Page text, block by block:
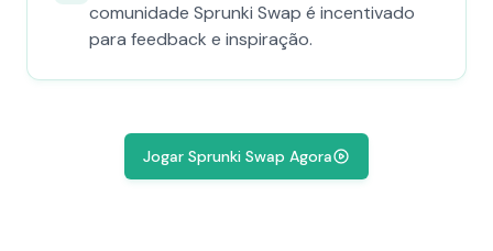
comunidade Sprunki Swap é incentivado
para feedback e inspiração.
Jogar Sprunki Swap Agora